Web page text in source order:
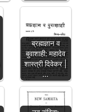
ब्रह्मज्ञान व
बुवाशाही: महादेव
शास्त्री दिवेकर |
…